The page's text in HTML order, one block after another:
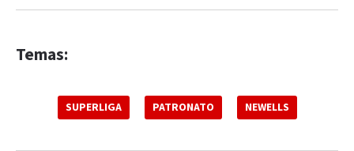
Temas:
SUPERLIGA PATRONATO NEWELLS